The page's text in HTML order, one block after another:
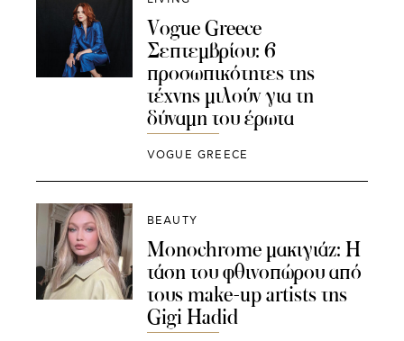
Vogue Greece
Σεπτεμβρίου: 6
προσωπικότητες της
τέχνης μιλούν για τη
δύναμη του έρωτα
VOGUE GREECE
BEAUTY
Monochrome μακιγιάζ: H
τάση του φθινοπώρου από
τους make-up artists της
Gigi Hadid